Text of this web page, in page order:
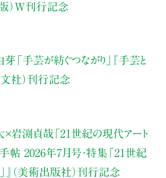
）W刊行記念
芽 「手芸が紡ぐつながり」
『手芸と
文社）刊行記念
×岩渕貞哉 「21世紀の現代アート
帖 2026年7月号・特集「21世紀
』（美術出版社）刊行記念